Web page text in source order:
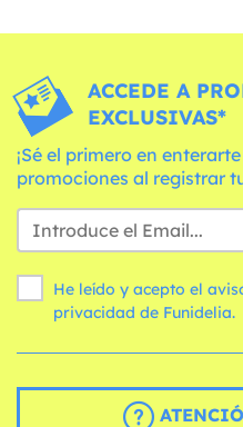
ACCEDE A
EXCLUSIVAS*
¡Sé el primero en
promociones al registrar
He leído y acepto el
privacidad de Funidelia.